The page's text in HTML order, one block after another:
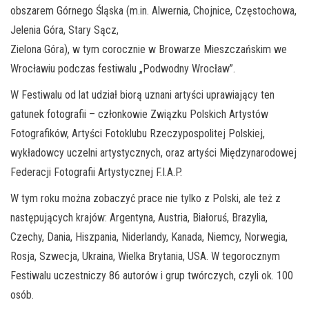
obszarem Górnego Śląska (m.in. Alwernia, Chojnice, Częstochowa,
Jelenia Góra, Stary Sącz,
Zielona Góra), w tym corocznie w Browarze Mieszczańskim we
Wrocławiu podczas festiwalu „Podwodny Wrocław”.
W Festiwalu od lat udział biorą uznani artyści uprawiający ten
gatunek fotografii – członkowie Związku Polskich Artystów
Fotografików, Artyści Fotoklubu Rzeczypospolitej Polskiej,
wykładowcy uczelni artystycznych, oraz artyści Międzynarodowej
Federacji Fotografii Artystycznej F.I.A.P.
W tym roku można zobaczyć prace nie tylko z Polski, ale też z
następujących krajów: Argentyna, Austria, Białoruś, Brazylia,
Czechy, Dania, Hiszpania, Niderlandy, Kanada, Niemcy, Norwegia,
Rosja, Szwecja, Ukraina, Wielka Brytania, USA. W tegorocznym
Festiwalu uczestniczy 86 autorów i grup twórczych, czyli ok. 100
osób.